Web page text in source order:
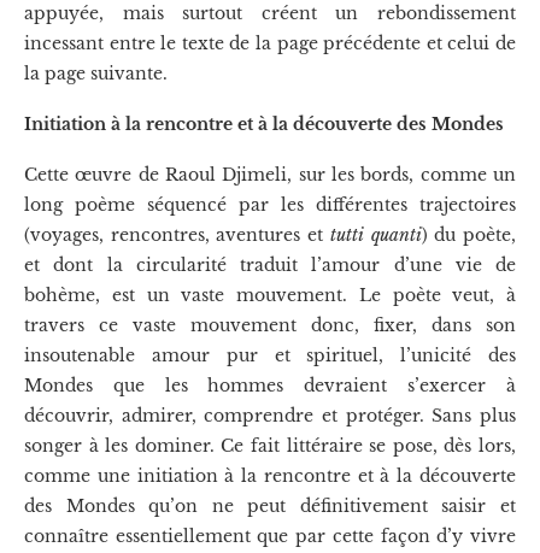
appuyée, mais surtout créent un rebondissement
incessant entre le texte de la page précédente et celui de
la page suivante.
Initiation à la rencontre et à la découverte des Mondes
Cette œuvre de Raoul Djimeli, sur les bords, comme un
long poème séquencé par les différentes trajectoires
(voyages, rencontres, aventures et tutti quanti) du poète,
et dont la circularité traduit l’amour d’une vie de
bohème, est un vaste mouvement. Le poète veut, à
travers ce vaste mouvement donc, fixer, dans son
insoutenable amour pur et spirituel, l’unicité des
Mondes que les hommes devraient s’exercer à
découvrir, admirer, comprendre et protéger. Sans plus
songer à les dominer. Ce fait littéraire se pose, dès lors,
comme une initiation à la rencontre et à la découverte
des Mondes qu’on ne peut définitivement saisir et
connaître essentiellement que par cette façon d’y vivre